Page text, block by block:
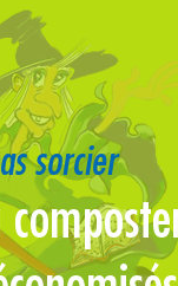
sorcier